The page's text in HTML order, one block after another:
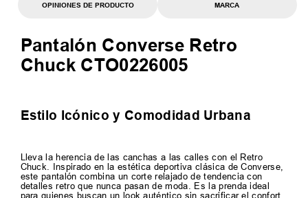
OPINIONES DE PRODUCTO MARCA
Pantalón Converse Retro
Chuck CTO0226005
Estilo Icónico y Comodidad Urbana
Lleva la herencia de las canchas a las calles con el Retro
Chuck. Inspirado en la estética deportiva clásica de Converse,
este pantalón combina un corte relajado de tendencia con
detalles retro que nunca pasan de moda. Es la prenda ideal
para quienes buscan un look auténtico sin sacrificar el confort